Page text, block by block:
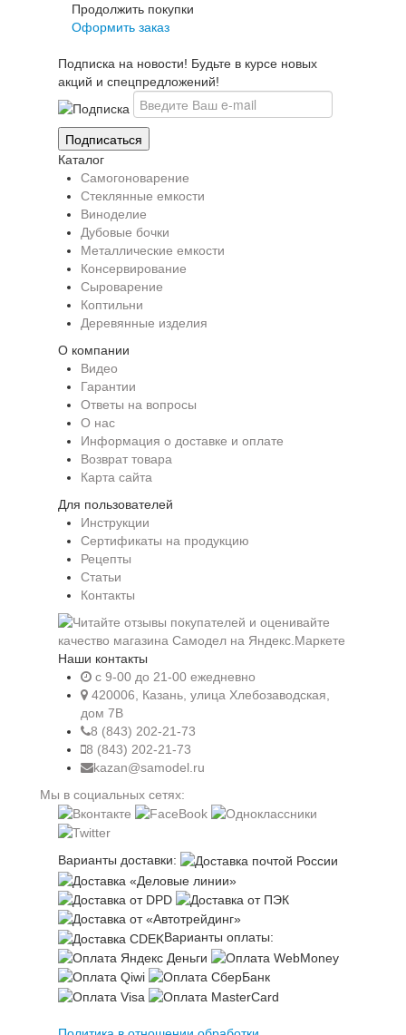
Продолжить покупки
Оформить заказ
Подписка на новости! Будьте в курсе новых
акций и спецпредложений!
Каталог
Самогоноварение
Стеклянные емкости
Виноделие
Дубовые бочки
Металлические емкости
Консервирование
Сыроварение
Коптильни
Деревянные изделия
О компании
Видео
Гарантии
Ответы на вопросы
О нас
Информация о доставке и оплате
Возврат товара
Карта сайта
Для пользователей
Инструкции
Сертификаты на продукцию
Рецепты
Статьи
Контакты
Наши контакты
c 9-00 до 21-00 ежедневно
420006, Казань, улица Хлебозаводская,
дом 7В
8 (843) 202-21-73
8 (843) 202-21-73
kazan@samodel.ru
Мы в социальных сетях:
Варианты доставки:
Варианты оплаты: